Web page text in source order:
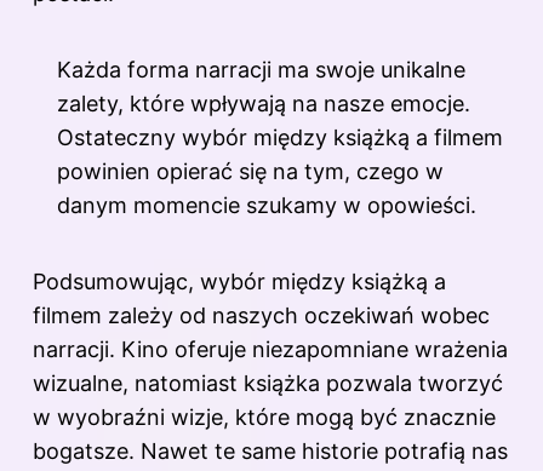
Każda forma narracji ma swoje unikalne
zalety, które wpływają na nasze emocje.
Ostateczny wybór między książką a filmem
powinien opierać się na tym, czego w
danym momencie szukamy w opowieści.
Podsumowując, wybór między książką a
filmem zależy od naszych oczekiwań wobec
narracji. Kino oferuje niezapomniane wrażenia
wizualne, natomiast książka pozwala tworzyć
w wyobraźni wizje, które mogą być znacznie
bogatsze. Nawet te same historie potrafią nas